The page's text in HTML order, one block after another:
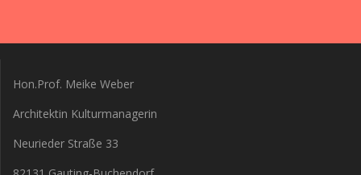
Hon.Prof. Meike Weber
Architektin Kulturmanagerin
Neurieder Straße 33